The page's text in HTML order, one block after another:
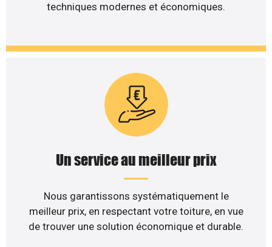
techniques modernes et économiques.
Un service au meilleur prix
Nous garantissons systématiquement le
meilleur prix, en respectant votre toiture, en vue
de trouver une solution économique et durable.